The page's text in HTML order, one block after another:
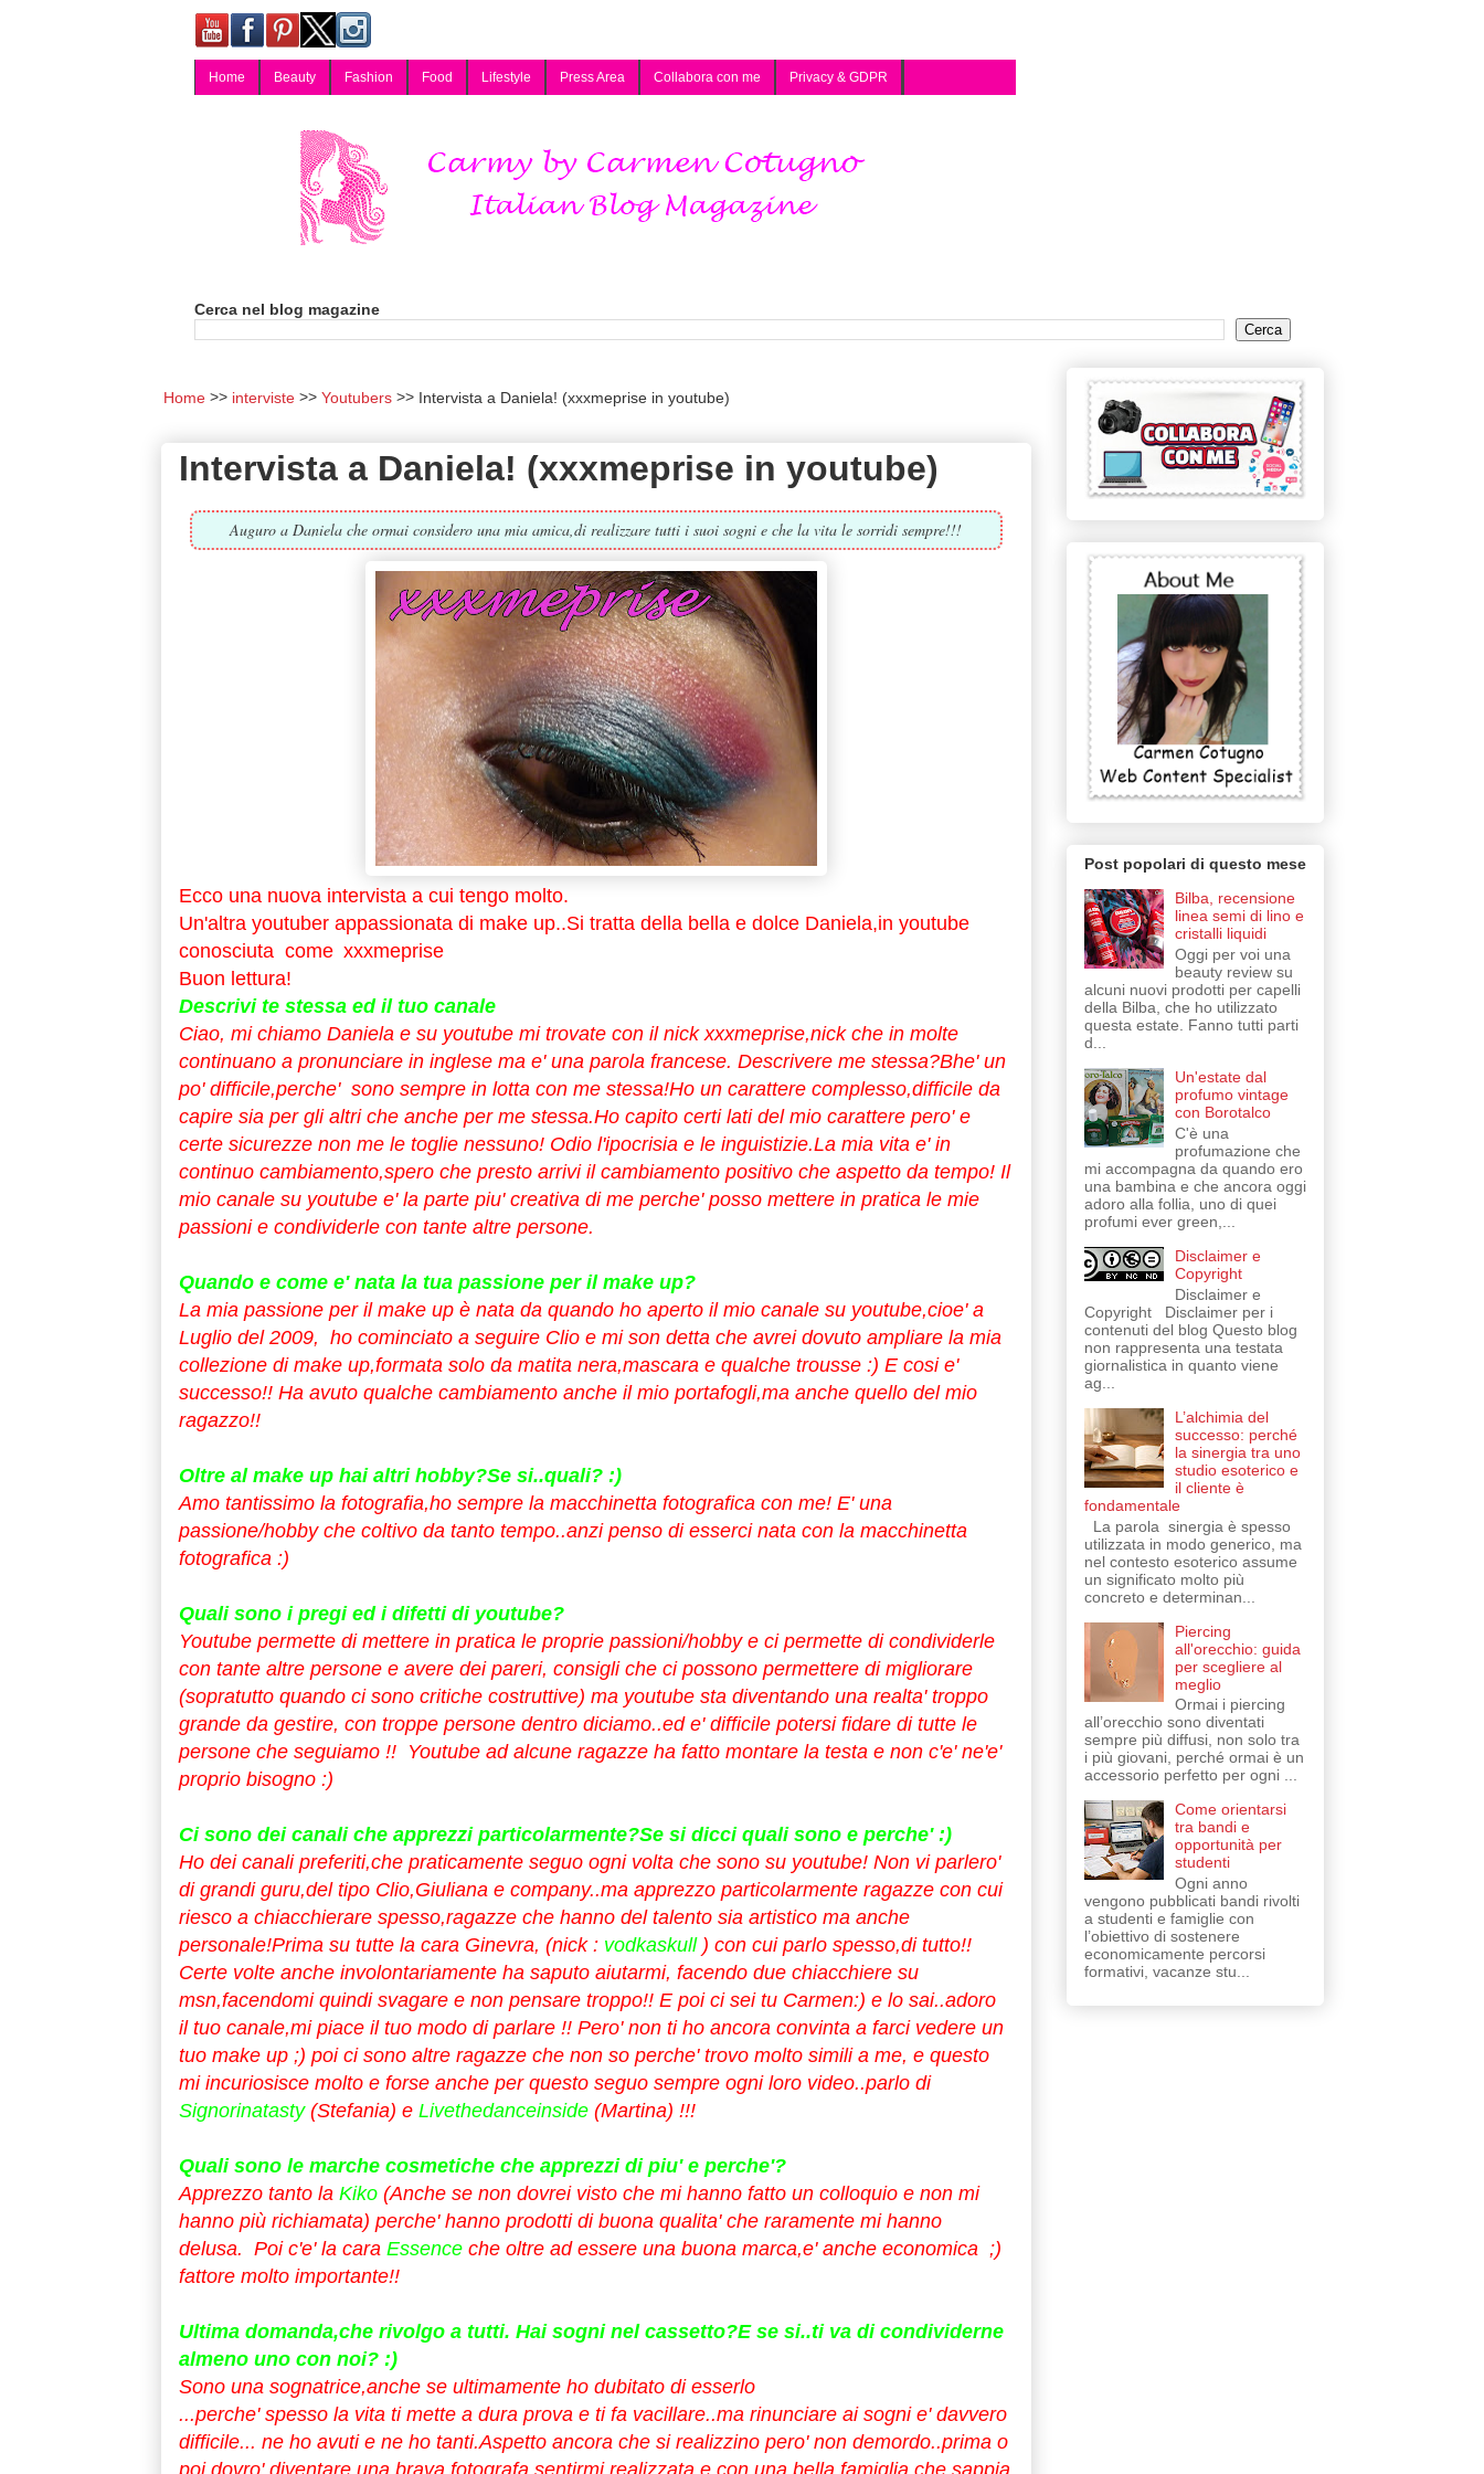
Home Beauty Fashion Food Lifestyle Press Area Collabora con me Privacy & GDPR
Cerca nel blog magazine
Home interviste Youtubers Intervista a Daniela! (xxxmeprise in youtube)
Intervista a Daniela! (xxxmeprise in youtube)
Auguro a Daniela che ormai considero una mia amica,di realizzare tutti i suoi sogni e che la vita le sorridi sempre!!!
Ecco una nuova intervista a cui tengo molto.
Un'altra youtuber appassionata di make up..Si tratta della bella e dolce Daniela,in youtube
conosciuta come xxxmeprise
Buon lettura!
Descrivi te stessa ed il tuo canale
Ciao, mi chiamo Daniela e su youtube mi trovate con il nick xxxmeprise,nick che in molte
continuano a pronunciare in inglese ma e' una parola francese. Descrivere me stessa?Bhe' un
po' difficile,perche' sono sempre in lotta con me stessa!Ho un carattere complesso,difficile da
capire sia per gli altri che anche per me stessa.Ho capito certi lati del mio carattere pero' e
certe sicurezze non me le toglie nessuno! Odio l'ipocrisiae le inguistizie.La mia vita e' in
continuo cambiamento,spero che presto arrivi il cambiamento positivo che aspetto da tempo! Il
mio canale su youtube e' la parte piu' creativa di me perche' posso mettere in pratica le mie
passioni e condividerle con tante altre persone.
Quando e come e' nata la tua passione per il make up?
La mia passione per il make up è nata da quando ho aperto il mio canale su youtube,cioe' a
Luglio del 2009, ho cominciato a seguire Clio e mi son detta che avrei dovuto ampliare la mia
collezione di make up,formata solo da matita nera,mascara e qualche trousse :) E cosi e'
successo!! Ha avuto qualche cambiamento anche il mio portafogli,ma anche quello del mio
ragazzo!!
Oltre al make up hai altri hobby?Se si..quali? :)
Amo tantissimo la fotografia,ho sempre la macchinetta fotografica con me! E' una
passione/hobby che coltivo da tanto tempo..anzi penso di esserci nata con la macchinetta
fotografica :)
Quali sono i pregi ed i difetti di youtube?
Youtube permette di mettere in pratica le proprie passioni/hobby e ci permette di condividerle
con tante altre persone e avere dei pareri, consigli che ci possono permettere di migliorare
(sopratutto quando ci sono critiche costruttive) ma youtube sta diventando una realta' troppo
grande da gestire, con troppe persone dentro diciamo..ed e' difficile potersi fidare di tutte le
persone che seguiamo !! Youtube ad alcune ragazze ha fatto montare la testa e non c'e' ne'e'
proprio bisogno :)
Ci sono dei canali che apprezzi particolarmente?Se si dicci quali sono e perche' :)
Ho dei canali preferiti,che praticamente seguo ogni volta che sono su youtube! Non vi parlero'
di grandi guru,del tipo Clio,Giuliana e company..ma apprezzo particolarmente ragazze con cui
riesco a chiacchierare spesso,ragazze che hanno del talento sia artistico ma anche
personale!Prima su tutte la cara Ginevra, (nick :vodkaskull ) con cui parlo spesso,di tutto!!
Certe volte anche involontariamente ha saputo aiutarmi, facendo due chiacchiere su
msn,facendomi quindi svagare e non pensare troppo!! E poi ci sei tu Carmen:) e lo sai..adoro
il tuo canale,mi piace il tuo modo di parlare !! Pero' non ti ho ancora convinta a farci vedere un
tuo make up ;) poi ci sono altre ragazze che non so perche' trovo molto simili a me, e questo
mi incuriosisce molto e forse anche per questo seguo sempre ogni loro video..parlo di
Signorinatasty(Stefania) e Livethedanceinside(Martina) !!!
Quali sono le marche cosmetiche che apprezzi di piu' e perche'?
Apprezzo tanto la Kiko (Anche se non dovrei visto che mi hanno fatto un colloquio e non mi
hanno più richiamata) perche' hanno prodotti di buona qualita' che raramente mi hanno
delusa. Poi c'e' la cara Essence che oltre ad essere una buona marca,e' anche economica ;)
fattore molto importante!!
Ultima domanda,che rivolgo a tutti. Hai sogni nel cassetto?E se si..ti va di condividerne
almeno uno con noi? :)
Sono una sognatrice,anche se ultimamente ho dubitato di esserlo
...perche' spesso la vita ti mette a dura prova e ti fa vacillare..ma rinunciare ai sogni e' davvero
difficile... ne ho avuti e ne ho tanti.Aspetto ancora che si realizzino pero' non demordo..prima o
Post popolari di questo mese
Bilba, recensione
linea semi di lino e
cristalli liquidi
Oggi per voi una
beauty review su
alcuni nuovi prodotti per capelli
della Bilba, che ho utilizzato
questa estate. Fanno tutti parti
d...
Un'estate dal
profumo vintage
con Borotalco
C'è una
profumazione che
mi accompagna da quando ero
una bambina e che ancora oggi
adoro alla follia, uno di quei
profumi ever green,...
Disclaimer e
Copyright
Disclaimer e
Copyright Disclaimer per i
contenuti del blog Questo blog
non rappresenta una testata
giornalistica in quanto viene
ag...
L’alchimia del
successo: perché
la sinergia tra uno
studio esoterico e
il cliente è
fondamentale
La parola sinergia è spesso
utilizzata in modo generico, ma
nel contesto esoterico assume
un significato molto più
concreto e determinan...
Piercing
all'orecchio: guida
per scegliere al
meglio
Ormai i piercing
all’orecchio sono diventati
sempre più diffusi, non solo tra
i più giovani, perché ormai è un
accessorio perfetto per ogni ...
Come orientarsi
tra bandi e
opportunità per
studenti
Ogni anno
vengono pubblicati bandi rivolti
a studenti e famiglie con
l’obiettivo di sostenere
economicamente percorsi
formativi, vacanze stu...